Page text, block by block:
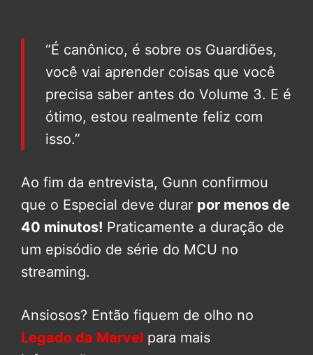
“É canônico, é sobre os Guardiões,
você vai aprender coisas que você
precisa saber antes do Volume 3. E é
ótimo, estou realmente feliz com
isso.”
Ao fim da entrevista, Gunn confirmou
que o Especial deve durar por menos de
40 minutos! Praticamente a duração de
um episódio de série do MCU no
streaming.
Ansiosos? Então fiquem de olho no
Legado da Marvel para mais